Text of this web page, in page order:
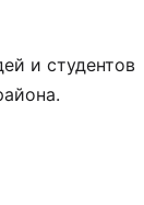
и студентов